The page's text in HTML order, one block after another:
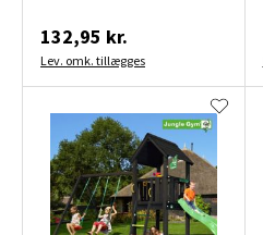
132,95 kr.
Lev. omk. tillægges